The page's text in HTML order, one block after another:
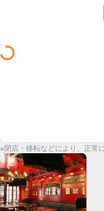
※閉店・移転などにより、正常